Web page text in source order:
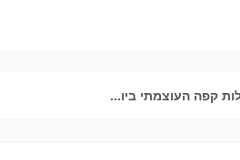
קפסולות קפה העוצמתי ביותר 15